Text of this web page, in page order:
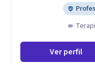
Ver perfil